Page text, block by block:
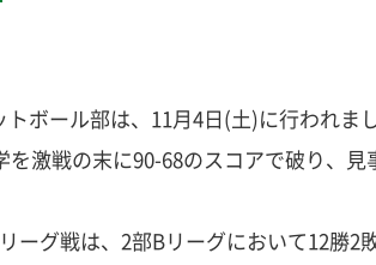
ボール部は、11月4日(土)に行われま
激戦の末に90-68のスコアで破り、見
ーグ戦は、2部Bリーグにおいて12勝2